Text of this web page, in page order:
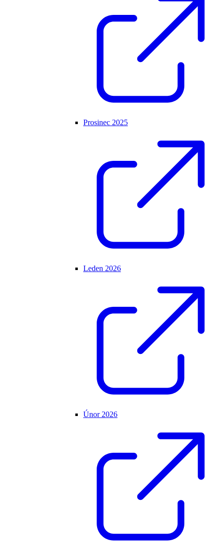
Prosinec 2025
Leden 2026
Únor 2026